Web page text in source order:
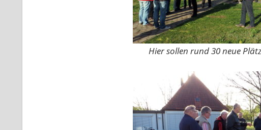
Hier sollen rund 30 neue